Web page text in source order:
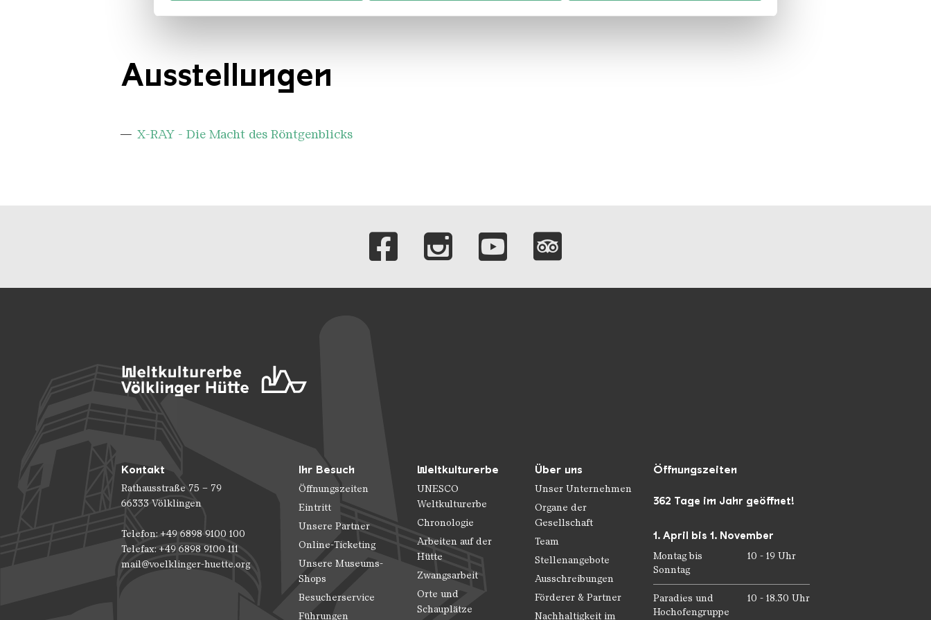
Ausstellungen
X-RAY - Die Macht des Röntgenblicks
Verlinkungen zu unseren
Kontakt
Rathausstraße 75 – 79
66333 Völklingen
Telefon: +49 6898 9100 100
Telefax: +49 6898 9100 111
mail@voelklinger-huette.org
Ihr Besuch
Öffnungszeiten
Eintritt
Unsere Partner
Online-Ticketing
Unsere Museums-
Shops
Besucherservice
Führungen
Weltkulturerbe
UNESCO
Weltkulturerbe
Chronologie
Arbeiten auf der
Hütte
Zwangsarbeit
Orte und
Schauplätze
Über uns
Unser Unternehmen
Organe der
Gesellschaft
Team
Stellenangebote
Ausschreibungen
Förderer & Partner
Nachhaltigkeit im
Öffnungszeiten
362 Tage im Jahr geöffnet!
1. April bis 1. November
Montag bis
Sonntag
10 - 19 Uhr
Paradies und
Hochofengruppe
10 - 18.30 Uhr